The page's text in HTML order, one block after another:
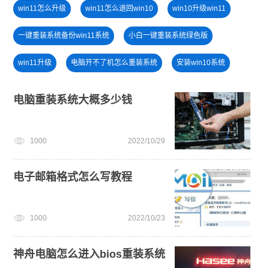
win11怎么升级 win11怎么退回win10 win10升级win11
一键重装系统备份win11系统 小白一键重装系统绿色版
win11升级 电脑开不了机怎么重装系统 安装win10系统
win11系统下载
win7系统重装
电脑重装系统大概多少钱
1000 2022/10/29
电子邮箱格式怎么写教程
1000 2022/10/23
神舟电脑怎么进入bios重装系统